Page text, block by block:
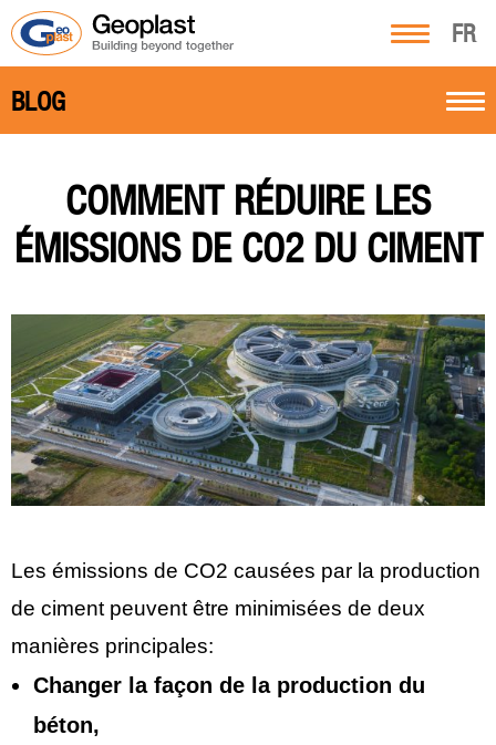
FR
BLOG
COMMENT RÉDUIRE LES
ÉMISSIONS DE CO2 DU CIMENT
Les émissions de CO2 causées par la production
de ciment peuvent être minimisées de deux
manières principales:
Changer la façon de la production du
béton,